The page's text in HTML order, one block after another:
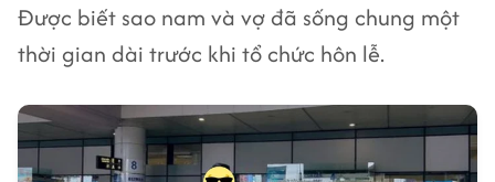
Được biết sao nam và vợ đã sống chung một
thời gian dài trước khi tổ chức hôn lễ.